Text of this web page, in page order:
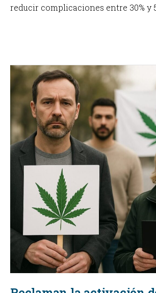
reducir complicaciones entre 30% y